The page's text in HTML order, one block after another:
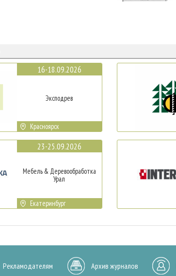
16-18.09.2026
Эксподрев
Красноярск
23-25.09.2026
Мебель & Деревообработка
Урал
Екатеринбург
Рекламодателям Архив журналов